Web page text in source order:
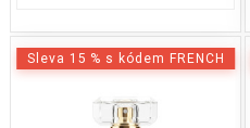
Sleva 15 % s kódem FRENCH